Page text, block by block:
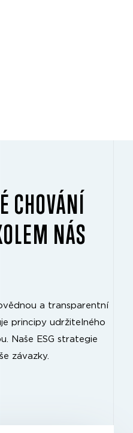
CHOVÁNÍ
NÁS
a transparentní
principy udržitelného
Naše ESG strategie
závazky.